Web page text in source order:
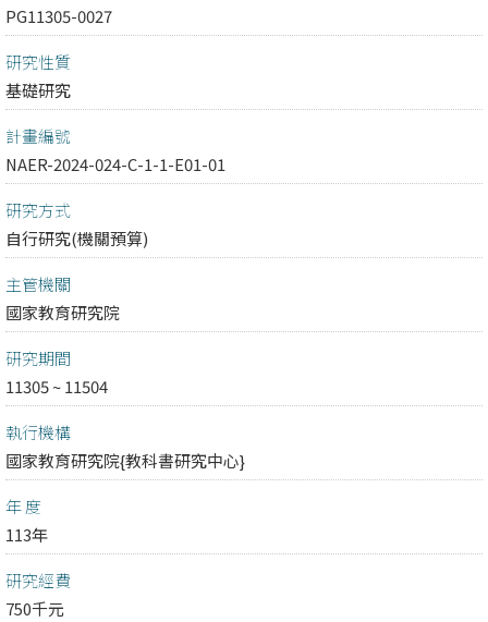
PG11305-0027
研究性質
基礎研究
計畫編號
NAER-2024-024-C-1-1-E01-01
研究方式
自行研究(機關預算)
主管機關
國家教育研究院
研究期間
11305 ~ 11504
執行機構
國家教育研究院{教科書研究中心}
年 度
113年
研究經費
750千元